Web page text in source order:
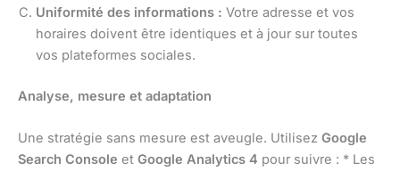
Uniformité des informations : Votre adresse et vos
horaires doivent être identiques et à jour sur toutes
vos plateformes sociales.
Analyse, mesure et adaptation
Une stratégie sans mesure est aveugle. Utilisez Google
Search Console et Google Analytics 4 pour suivre : * Les